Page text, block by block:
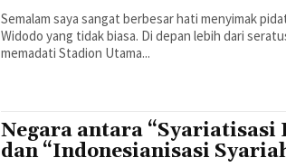
Semalam saya sangat berbesar hati menyimak
Widodo yang tidak biasa. Di depan lebih dari
memadati Stadion Utama...
Negara antara “Syariatisasi
dan “Indonesianisasi